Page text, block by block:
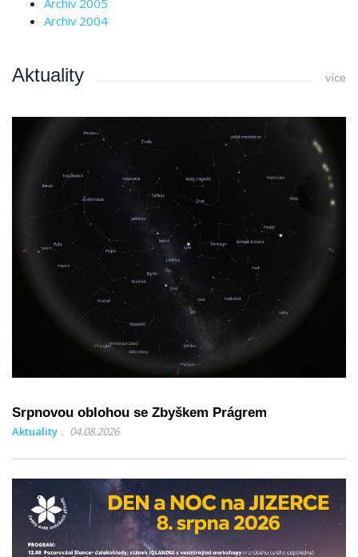
Archiv 2004
Aktuality více
Srpnovou oblohou se Zbyškem Prágrem
Aktuality 04.08.2026